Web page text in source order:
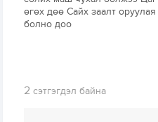
өгөх дөө Сайх заалт
болно доо
2 сэтгэгдэл байна